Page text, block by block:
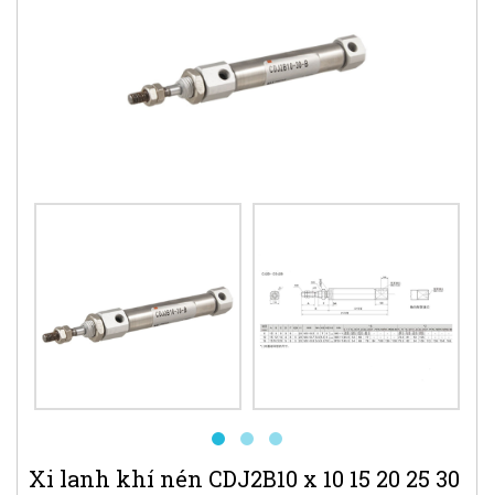
Xi lanh khí nén CDJ2B10 x 10 15 20 25 30